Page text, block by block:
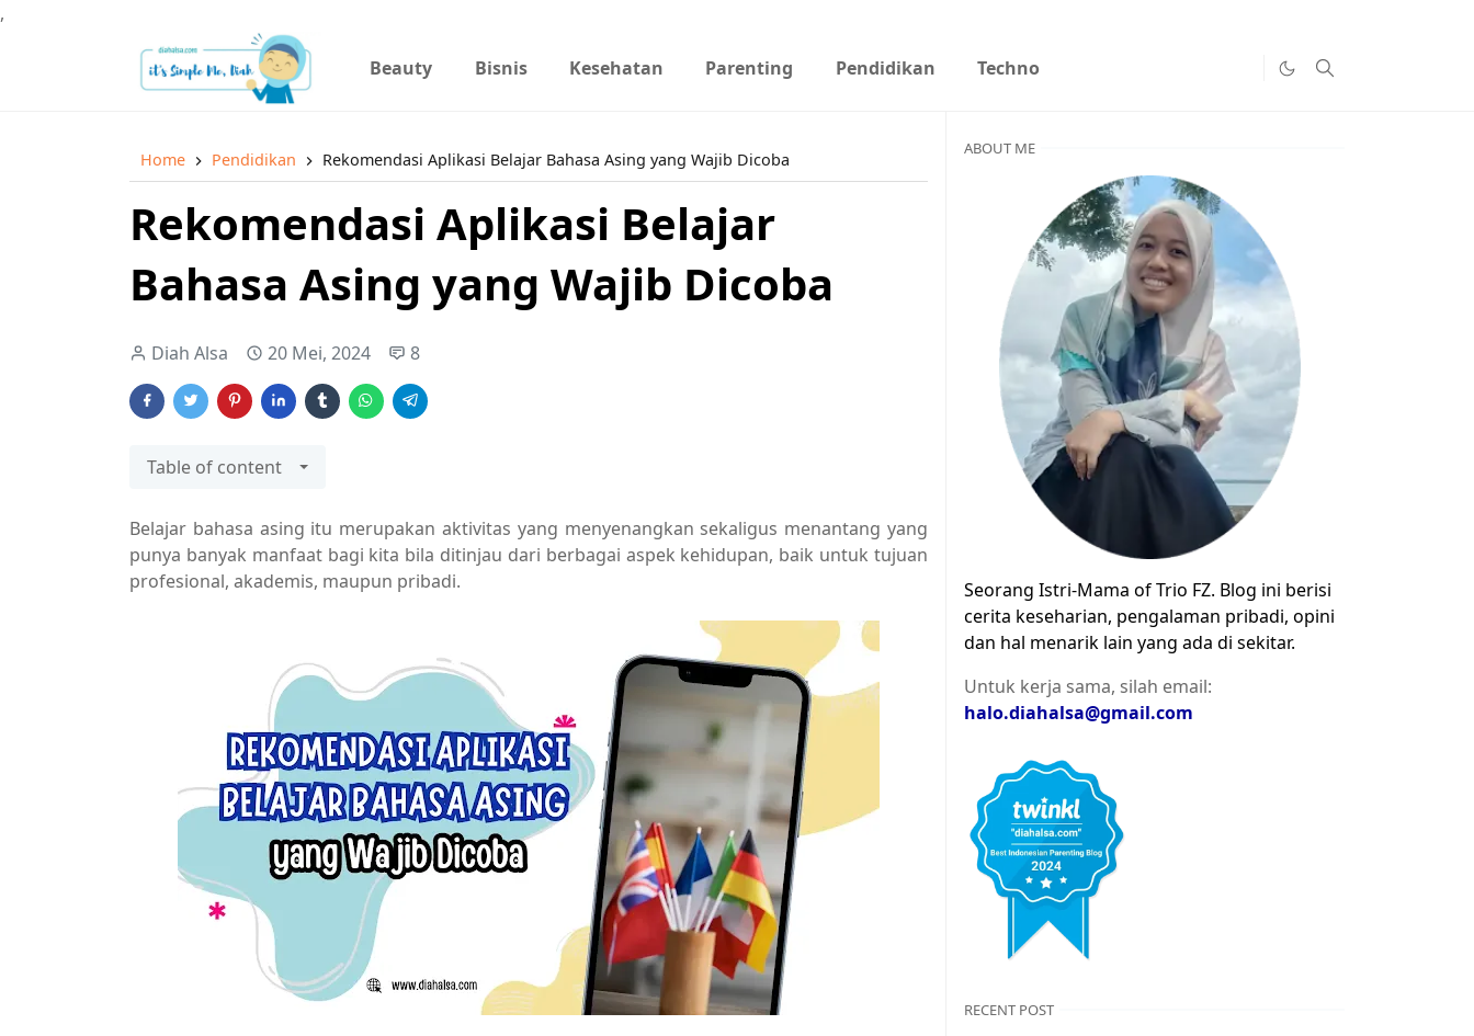
,
Beauty Bisnis Kesehatan Parenting Pendidikan Techno
Home Pendidikan Rekomendasi Aplikasi Belajar Bahasa Asing yang Wajib Dicoba
Rekomendasi Aplikasi Belajar
Bahasa Asing yang Wajib Dicoba
Diah Alsa 20 Mei, 2024 8
Table of content
Belajar bahasa asing itu merupakan aktivitas yang menyenangkan sekaligus menantang yang
punya banyak manfaat bagi kita bila ditinjau dari berbagai aspek kehidupan, baik untuk tujuan
profesional, akademis, maupun pribadi.
ABOUT ME
Seorang Istri-Mama of Trio FZ. Blog ini berisi
cerita keseharian, pengalaman pribadi, opini
dan hal menarik lain yang ada di sekitar.
Untuk kerja sama, silah email:
halo.diahalsa@gmail.com
RECENT POST